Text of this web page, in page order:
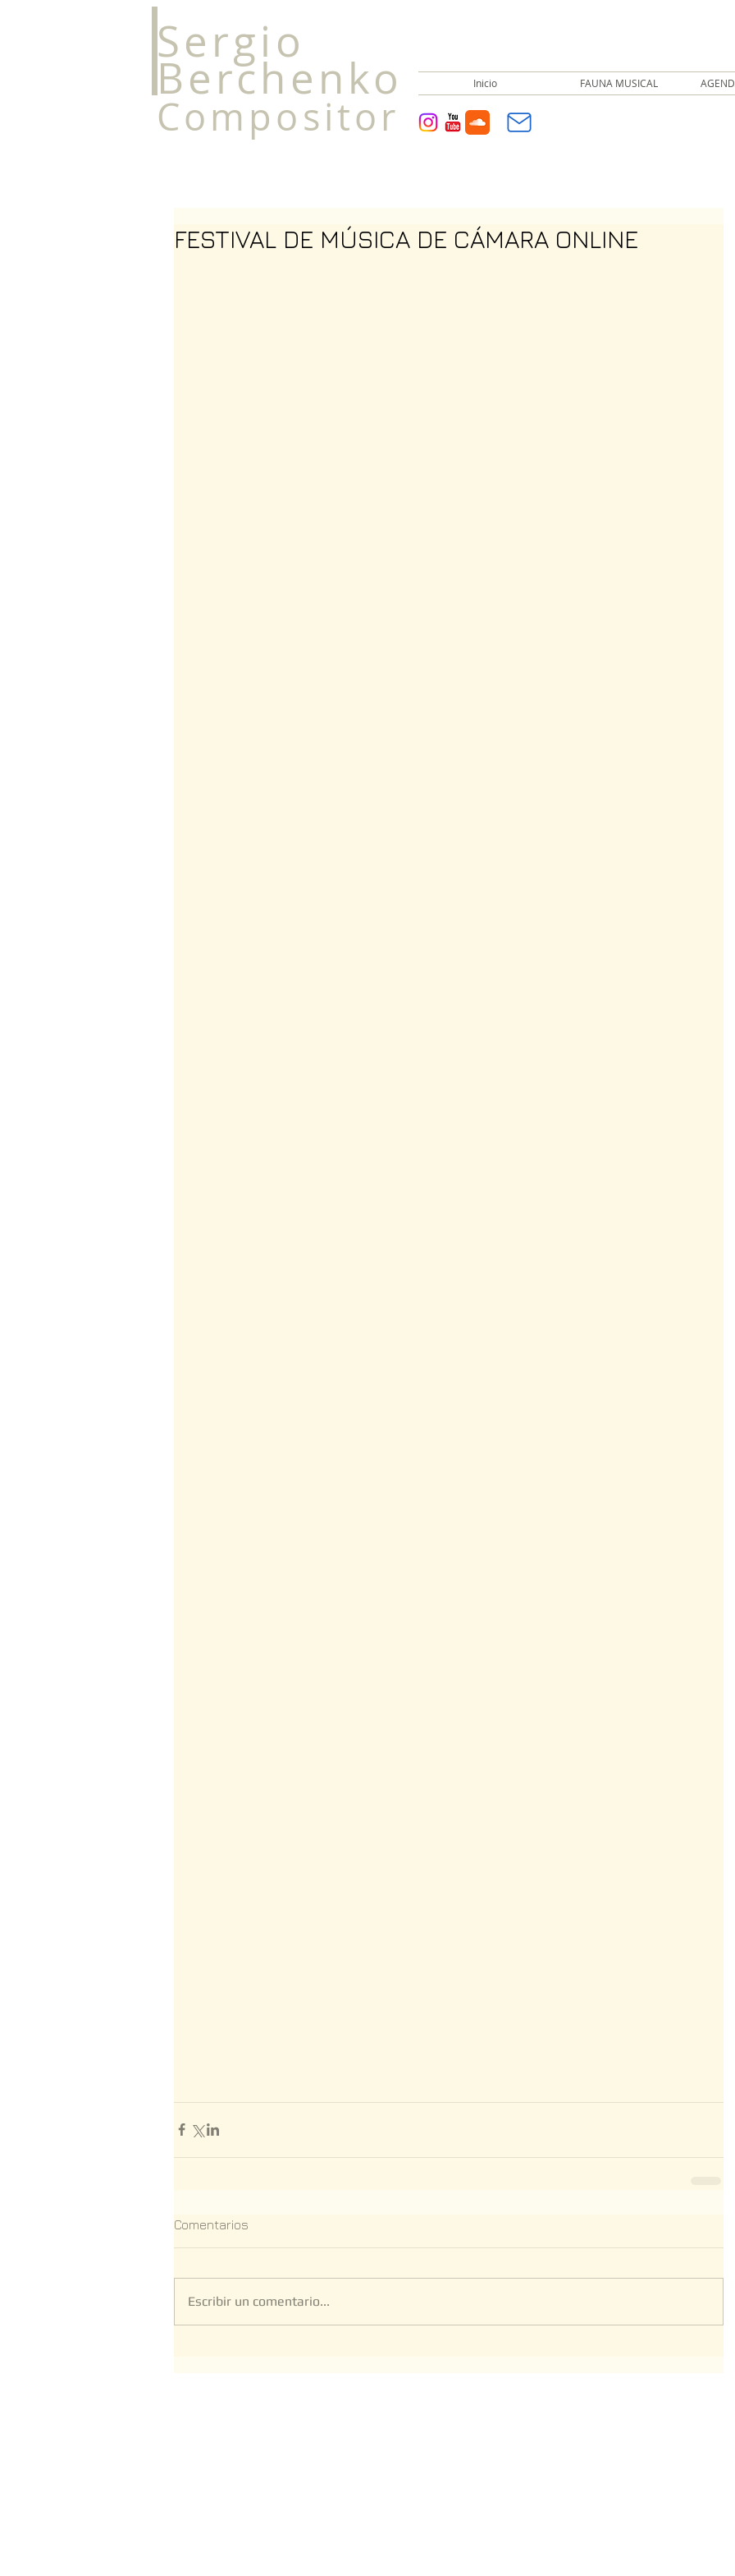
Sergio
Berchenko
Compositor
Inicio FAUNA MUSICAL
FESTIVAL DE MÚSICA DE CÁMARA ONLINE
Comentarios
Escribir un comentario...